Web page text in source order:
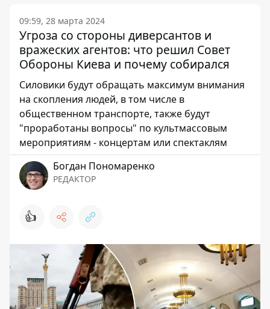
09:59, 28 марта 2024
Угроза со стороны диверсантов и
вражеских агентов: что решил Совет
Обороны Киева и почему собирался
Силовики будут обращать максимум внимания
на скопления людей, в том числе в
общественном транспорте, также будут
"проработаны вопросы" по культмассовым
мероприятиям - концертам или спектаклям
Богдан Пономаренко
РЕДАКТОР
👍